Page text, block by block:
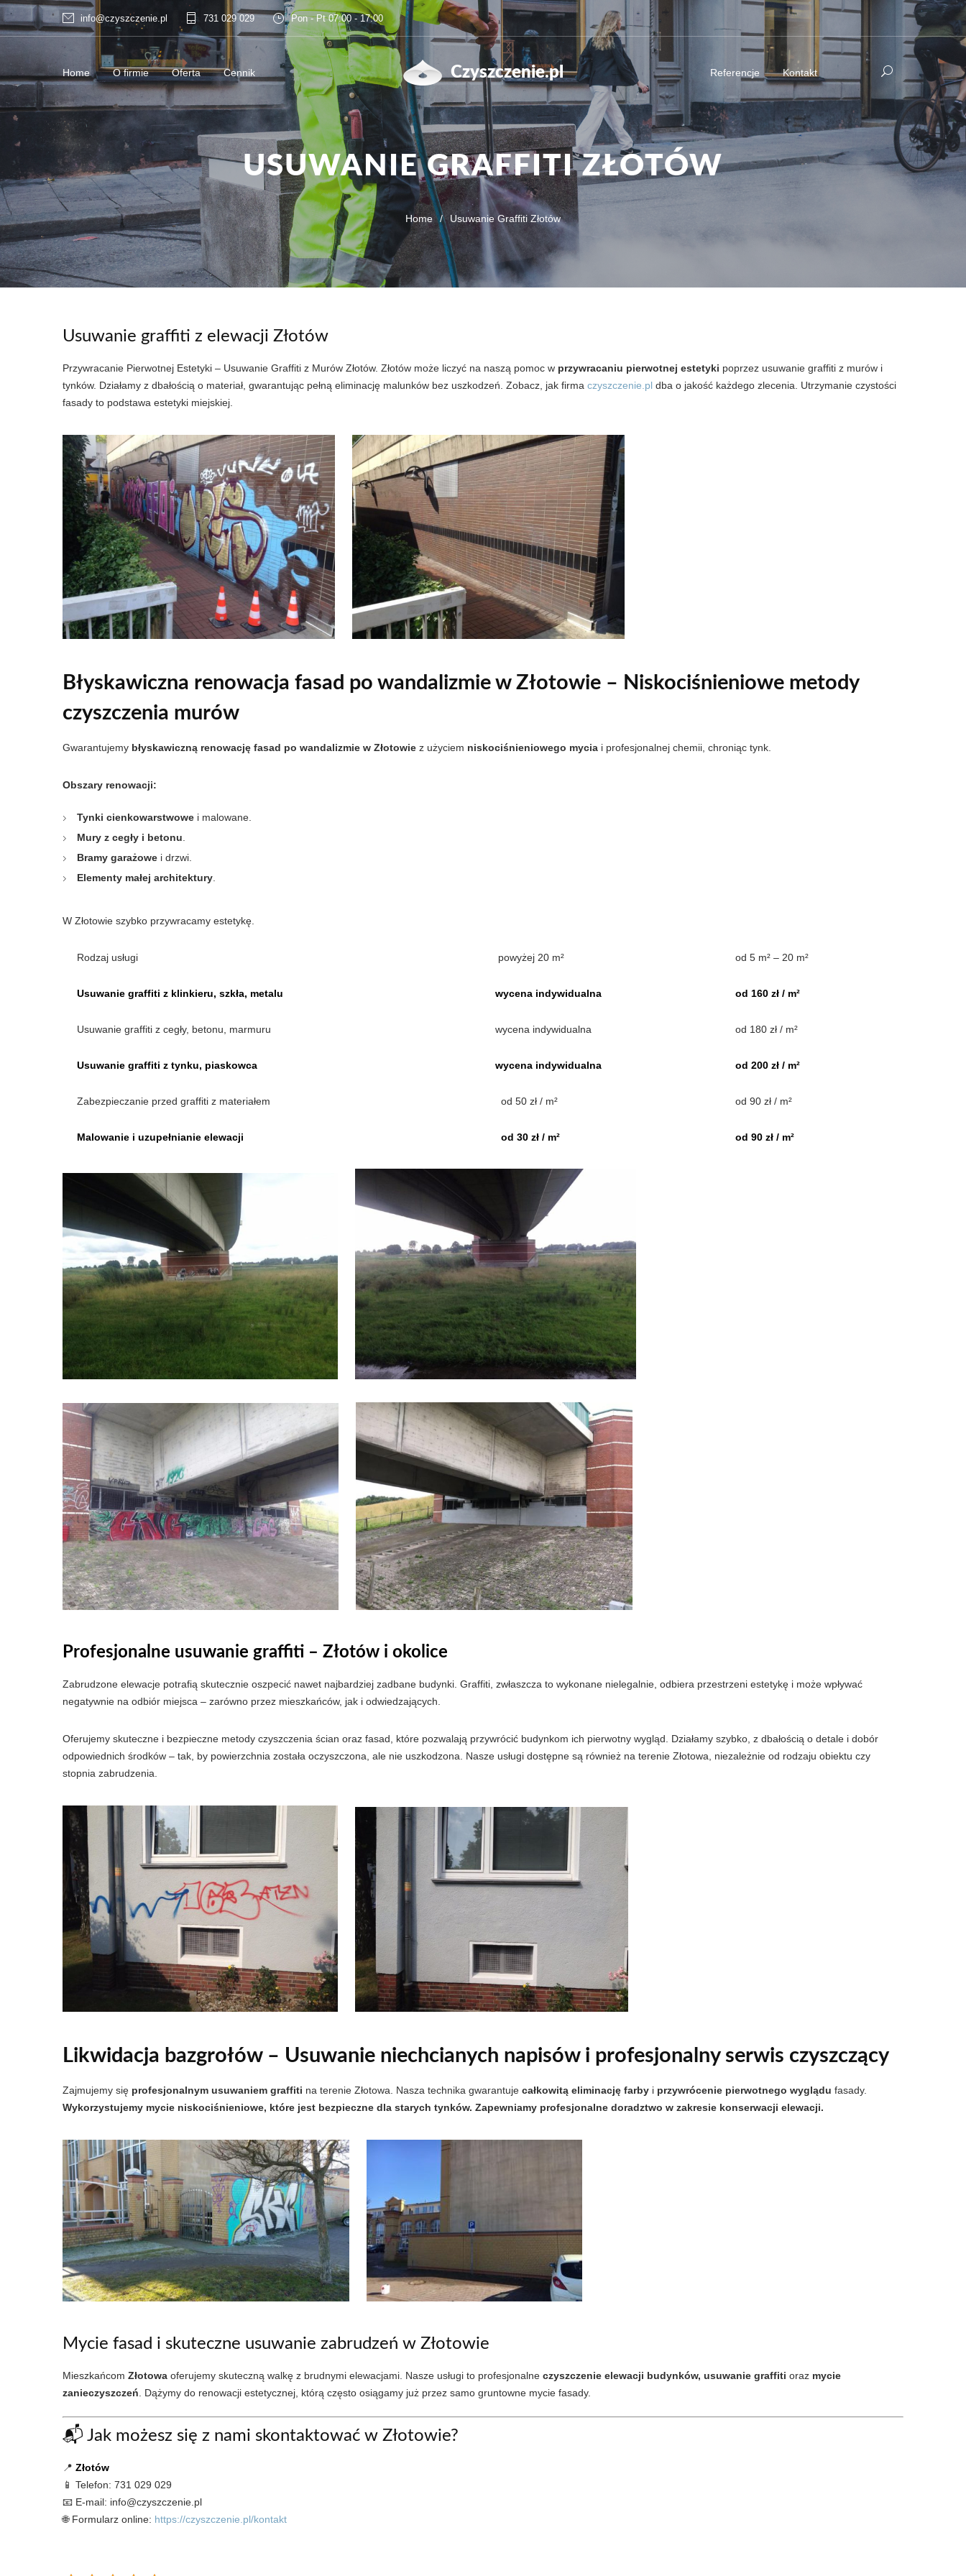
info@czyszczenie.pl 731 029 029 Pon - Pt 07:00 - 17:00
Home O firmie Oferta Cennik Czyszczenie.pl Referencje Kontakt
USUWANIE GRAFFITI ZŁOTÓW
Home / Usuwanie Graffiti Złotów
Usuwanie graffiti z elewacji Złotów
Przywracanie Pierwotnej Estetyki – Usuwanie Graffiti z Murów Złotów. Złotów może liczyć na naszą pomoc w przywracaniu pierwotnej estetyki poprzez usuwanie graffiti z murów i
tynków. Działamy z dbałością o materiał, gwarantując pełną eliminację malunków bez uszkodzeń. Zobacz, jak firma czyszczenie.pl dba o jakość każdego zlecenia. Utrzymanie czystości
fasady to podstawa estetyki miejskiej.
Błyskawiczna renowacja fasad po wandalizmie w Złotowie – Niskociśnieniowe metody
czyszczenia murów
Gwarantujemy błyskawiczną renowację fasad po wandalizmie w Złotowie z użyciem niskociśnieniowego mycia i profesjonalnej chemii, chroniąc tynk.
Obszary renowacji:
Tynki cienkowarstwowe i malowane.
Mury z cegły i betonu
Bramy garażowe i drzwi.
Elementy małej architektury
W Złotowie szybko przywracamy estetykę.
Rodzaj usługi powyżej 20 m² od 5 m² – 20 m²
Usuwanie graffiti z klinkieru, szkła, metalu wycena indywidualna od 160 zł / m²
Usuwanie graffiti z cegły, betonu, marmuru wycena indywidualna od 180 zł / m²
Usuwanie graffiti z tynku, piaskowca wycena indywidualna od 200 zł / m²
Zabezpieczanie przed graffiti z materiałem od 50 zł / m² od 90 zł / m²
Malowanie i uzupełnianie elewacji od 30 zł / m² od 90 zł / m²
Profesjonalne usuwanie graffiti – Złotów i okolice
Zabrudzone elewacje potrafią skutecznie oszpecić nawet najbardziej zadbane budynki. Graffiti, zwłaszcza to wykonane nielegalnie, odbiera przestrzeni estetykę i może wpływać
negatywnie na odbiór miejsca – zarówno przez mieszkańców, jak i odwiedzających.
Oferujemy skuteczne i bezpieczne metody czyszczenia ścian oraz fasad, które pozwalają przywrócić budynkom ich pierwotny wygląd. Działamy szybko, z dbałością o detale i dobór
odpowiednich środków – tak, by powierzchnia została oczyszczona, ale nie uszkodzona. Nasze usługi dostępne są również na terenie Złotowa, niezależnie od rodzaju obiektu czy
stopnia zabrudzenia.
Likwidacja bazgrołów– Usuwanie niechcianych napisów i profesjonalny serwis czyszczący
Zajmujemy się profesjonalnym usuwaniem graffiti na terenie Złotowa. Nasza technika gwarantuje całkowitą eliminację farby i przywrócenie pierwotnego wyglądu fasady.
Wykorzystujemy mycie niskociśnieniowe, które jest bezpieczne dla starych tynków. Zapewniamy profesjonalne doradztwo w zakresie konserwacji elewacji.
Mycie fasad i skuteczne usuwanie zabrudzeń w Złotowie
Mieszkańcom Złotowa oferujemy skuteczną walkę z brudnymi elewacjami. Nasze usługi to profesjonalne czyszczenie elewacji budynków, usuwanie graffiti oraz mycie
zanieczyszczeń . Dążymy do renowacji estetycznej, którą często osiągamy już przez samo gruntowne mycie fasady.
📬 Jak możesz się z nami skontaktować w Złotowie?
📍 Złotów
📱 Telefon: 731 029 029
📧 E-mail: info@czyszczenie.pl
🌐 Formularz online: https://czyszczenie.pl/kontakt